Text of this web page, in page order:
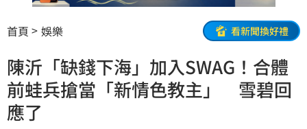
首頁 娛樂 看新聞換好禮
陳沂「缺錢下海」加入SWAG！合體
前蛙兵搶當「新情色教主」 雪碧回
應了